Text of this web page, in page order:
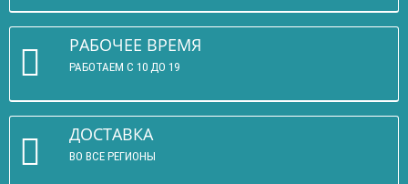
РАБОЧЕЕ ВРЕМЯ
РАБОТАЕМ С 10 ДО 19
ДОСТАВКА
ВО ВСЕ РЕГИОНЫ